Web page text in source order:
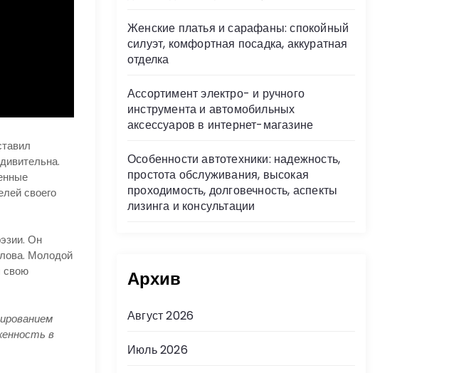
своего
Он
Молодой
свою
в
Женские платья и сарафаны: спокойный
силуэт, комфортная посадка, аккуратная
отделка
Ассортимент электро- и ручного
инструмента и автомобильных
аксессуаров в интернет-магазине
Особенности автотехники: надежность,
простота обслуживания, высокая
проходимость, долговечность, аспекты
лизинга и консультации
Архив
Август 2026
Июль 2026